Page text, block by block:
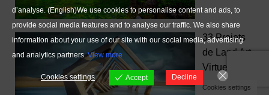
33 Projets
de Land Art
Virtuels
d’analyse. (English)We use cookies to personalise content and ads, to
provide social media features and to analyse our traffic. We also share
information about your use of our site with our social media, advertising
and analytics partners.View more
Cookies settings Accept Decline
Cookies settings